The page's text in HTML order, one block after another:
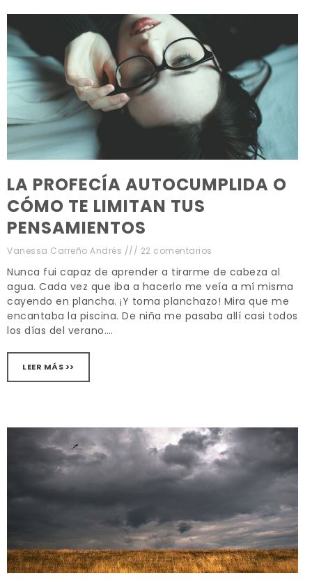
LA PROFECÍA AUTOCUMPLIDA O
CÓMO TE LIMITAN TUS
PENSAMIENTOS
Vanessa Carreño Andrés 22 comentarios
Nunca fui capaz de aprender a tirarme de cabeza al
agua. Cada vez que iba a hacerlo me veía a mí misma
cayendo en plancha. ¡Y toma planchazo! Mira que me
encantaba la piscina. De niña me pasaba allí casi todos
los días del verano….
LEER MÁS >>